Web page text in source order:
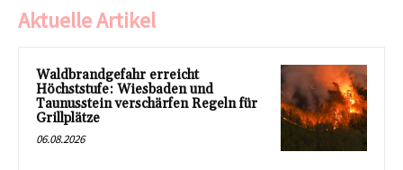
Aktuelle Artikel
Waldbrandgefahr erreicht
Höchststufe: Wiesbaden und
Taunusstein verschärfen Regeln für
Grillplätze
06.08.2026